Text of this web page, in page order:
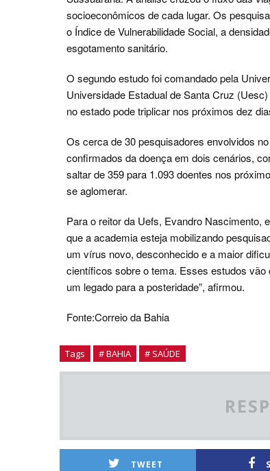
socioeconômicos de cada lugar. Os
o Índice de Vulnerabilidade Social, a
esgotamento sanitário.
O segundo estudo foi comandado pela
Universidade Estadual de Santa Cruz
no estado pode triplicar nos próximos dez
Os cerca de 30 pesquisadores envolvidos
confirmados da doença em dois cenários,
saltar de 359 para 1.093 doentes nos
se aglomerar.
Para o reitor da Uefs, Evandro Nascimento,
que a academia esteja mobilizando
um vírus novo, desconhecido e a maior
científicos sobre o tema. Esses estudos
um legado para a posteridade”, afirmou.
Fonte:Correio da Bahia
Tags # BAHIA # SAÚDE
TWEET